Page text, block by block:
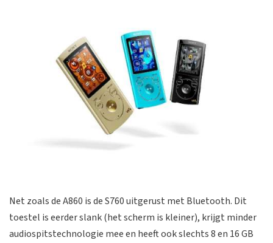
Net zoals de A860 is de S760 uitgerust met Bluetooth. Dit
toestel is eerder slank (het scherm is kleiner), krijgt minder
audiospitstechnologie mee en heeft ook slechts 8 en 16 GB